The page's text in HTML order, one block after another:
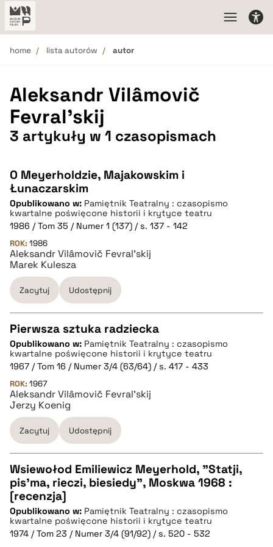
home lista autorów autor
Aleksandr Vilâmovič
Fevral'skij
3 artykuły w 1 czasopismach
O Meyerholdzie, Majakowskim i
Łunaczarskim
Opublikowano w: Pamiętnik Teatralny : czasopismo
kwartalne poświęcone historii i krytyce teatru
1986 / Tom 35 / Numer 1 (137) / s. 137 - 142
ROK: 1986
Aleksandr Vilâmovič Fevral'skij
Marek Kulesza
Zacytuj Udostępnij
CZYSTY TEKST
pobierz cytat
BIBTEX
Pierwsza sztuka radziecka
Opublikowano w: Pamiętnik Teatralny : czasopismo
kwartalne poświęcone historii i krytyce teatru
1967 / Tom 16 / Numer 3/4 (63/64) / s. 417 - 433
ROK: 1967
Aleksandr Vilâmovič Fevral'skij
Jerzy Koenig
Zacytuj Udostępnij
CZYSTY TEKST
pobierz cytat
Wsiewołod Emiliewicz Meyerhold, "Statji,
pis'ma, rieczi, biesiedy", Moskwa 1968 :
[recenzja]
Opublikowano w: Pamiętnik Teatralny : czasopismo
kwartalne poświęcone historii i krytyce teatru
1974 / Tom 23 / Numer 3/4 (91/92) / s. 520 - 532